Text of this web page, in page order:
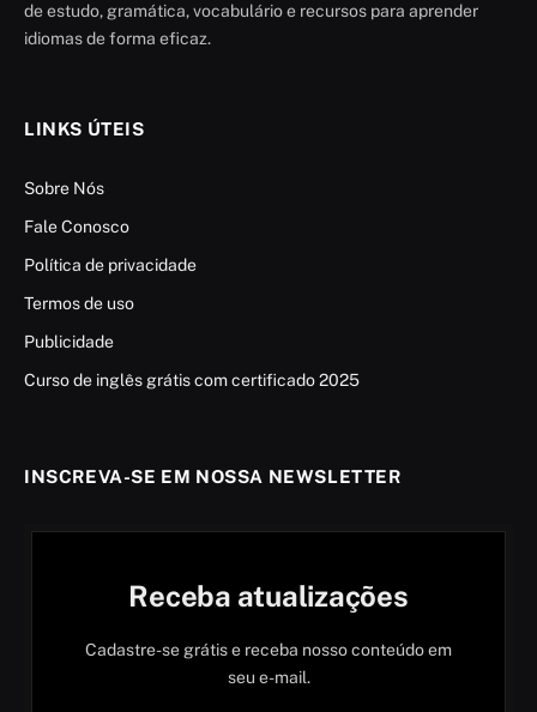
de estudo, gramática, vocabulário e recursos para aprender
idiomas de forma eficaz.
LINKS ÚTEIS
Sobre Nós
Fale Conosco
Política de privacidade
Termos de uso
Publicidade
Curso de inglês grátis com certificado 2025
INSCREVA-SE EM NOSSA NEWSLETTER
Receba atualizações
Cadastre-se grátis e receba nosso conteúdo em
seu e-mail.